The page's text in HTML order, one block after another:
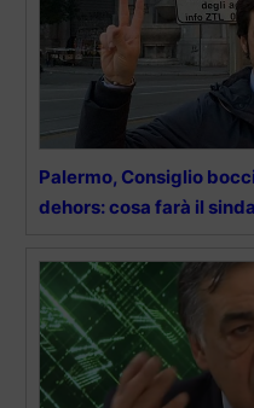
Palermo, Consiglio
dehors: cosa farà il